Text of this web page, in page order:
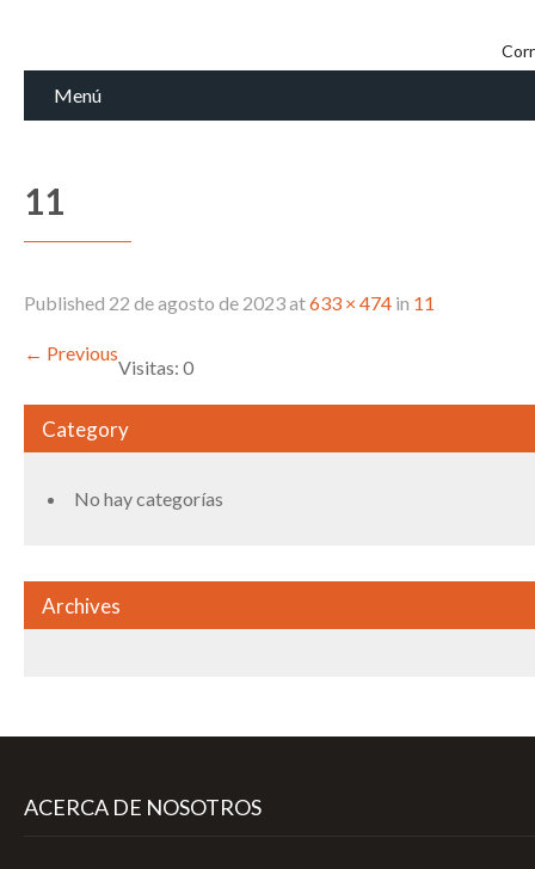
Menú
11
Published 22 de agosto de 2023at633 × 474 in 11
← Previous
Visitas: 0
Category
No hay categorías
Archives
ACERCA DE NOSOTROS